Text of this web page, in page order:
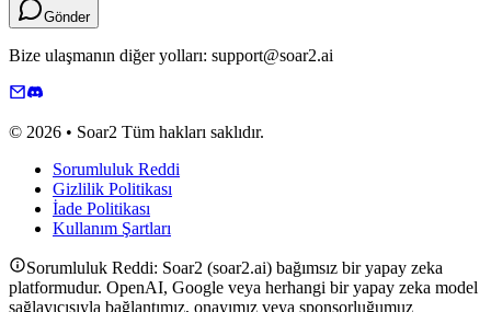
Gönder
Bize ulaşmanın diğer yolları: support@soar2.ai
© 2026 • Soar2 Tüm hakları saklıdır.
Sorumluluk Reddi
Gizlilik Politikası
İade Politikası
Kullanım Şartları
Sorumluluk Reddi: Soar2 (soar2.ai) bağımsız bir yapay zeka
platformudur. OpenAI, Google veya herhangi bir yapay zeka model
sağlayıcısıyla bağlantımız, onayımız veya sponsorluğumuz